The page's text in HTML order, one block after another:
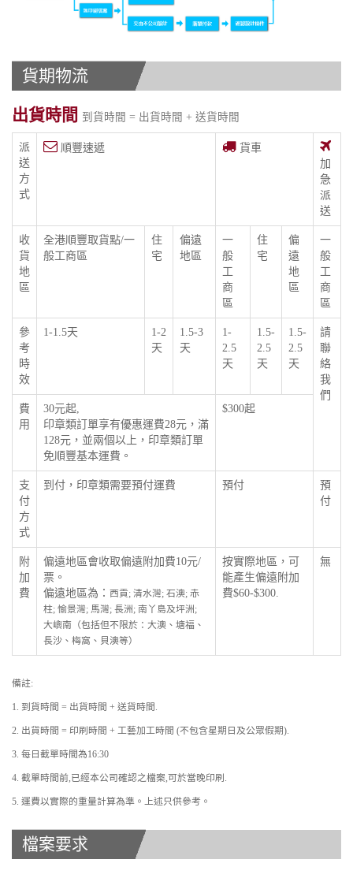
貨期物流
出貨時間 到貨時間 = 出貨時間 + 送貨時間
派
送
方
式
順豐速遞
貨車
加
急
派
送
收
貨
地
區
全港順豐取貨點/一
般工商區
住
宅
偏遠
地區
一
般
工
商
區
住
宅
偏
遠
地
區
一
般
工
商
區
參
考
時
效
1-1.5天
1-2
天
1.5-3
天
1-
2.5
天
1.5-
2.5
天
1.5-
2.5
天
請
聯
絡
我
們
費
用
30元起,
印章類訂單享有優惠運費28元，滿
128元，並兩個以上，印章類訂單
免順豐基本運費。
$300起
支
付
方
式
到付，印章類需要預付運費 預付
預
付
附
加
費
偏遠地區會收取偏遠附加費10元/
票。
偏遠地區為： 西貢; 清水灣; 石澳; 赤
柱; 愉景灣; 馬灣; 長洲; 南丫島及坪洲;
大嶼南（包括但不限於：大澳、塘福、
長沙、梅窩、貝澳等）
按實際地區，可
能產生偏遠附加
費$60-$300.
無
備註:
1. 到貨時間 = 出貨時間 + 送貨時間.
2. 出貨時間 = 印刷時間 + 工藝加工時間 (不包含星期日及公眾假期).
3. 每日截單時間為16:30
4. 截單時間前,已經本公司確認之檔案,可於當晚印刷.
5. 運費以實際的重量計算為準。上述只供參考。
檔案要求